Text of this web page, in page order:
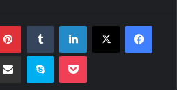
فیسبوک ایکس لینکداین
پاکت اسکایپ